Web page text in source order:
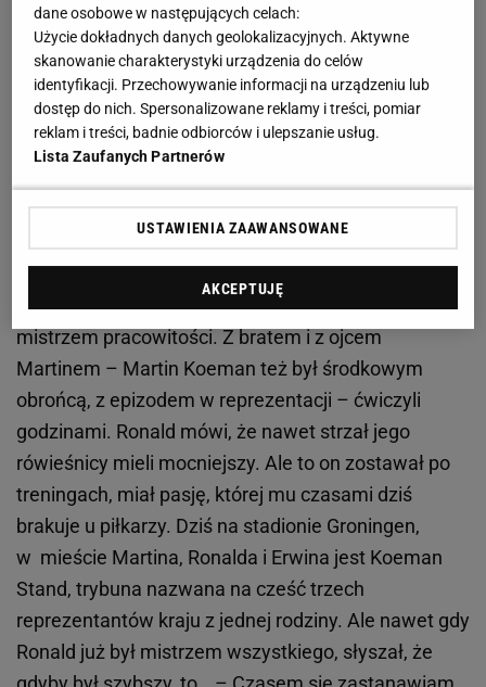
Tak jest na pierwszy rzut oka: to pęknie z hukiem.
Ale na pierwszy rzut oka Ronald Koeman nigdy nie
powinien zostać wybitnym piłkarzem. Niezbyt
wysoki jak na obrońcę, przyciężkawy, słabszy
technicznie od swojego starszego brata Erwina, i bez
różnych kategoriach wiekowych brali do składu. A
Ronalda zapraszali na zgrupowania i odrzucali na
reprezentacji to Ronald prześcignął Erwina. Był
mistrzem pracowitości. Z bratem i z ojcem
Martinem – Martin Koeman też był środkowym
obrońcą, z epizodem w reprezentacji – ćwiczyli
godzinami. Ronald mówi, że nawet strzał jego
rówieśnicy mieli mocniejszy. Ale to on zostawał po
treningach, miał pasję, której mu czasami dziś
brakuje u piłkarzy. Dziś na stadionie Groningen,
w mieście Martina, Ronalda i Erwina jest Koeman
Stand, trybuna nazwana na cześć trzech
reprezentantów kraju z jednej rodziny. Ale nawet gdy
Ronald już był mistrzem wszystkiego, słyszał, że
dane osobowe w następujących celach:
Użycie dokładnych danych geolokalizacyjnych. Aktywne
skanowanie charakterystyki urządzenia do celów
identyfikacji. Przechowywanie informacji na urządzeniu lub
dostęp do nich. Spersonalizowane reklamy i treści, pomiar
reklam i treści, badnie odbiorców i ulepszanie usług.
Lista Zaufanych Partnerów
USTAWIENIA ZAAWANSOWANE
AKCEPTUJĘ